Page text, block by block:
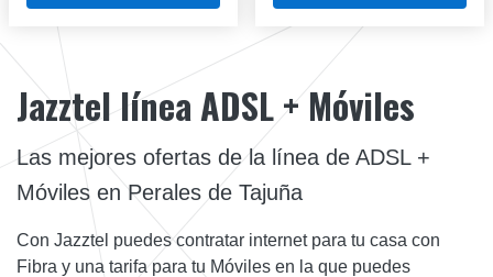
Jazztel línea ADSL + Móviles
Las mejores ofertas de la línea de ADSL +
Móviles en Perales de Tajuña
Con Jazztel puedes contratar internet para tu casa con
Fibra y una tarifa para tu Móviles en la que puedes